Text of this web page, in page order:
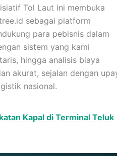
Tol Laut ini membuka
sebagai platform
para pebisnis dalam
sistem yang kami
hingga analisis biaya
akurat, sejalan dengan
nasional.
Kapal di Terminal Teluk